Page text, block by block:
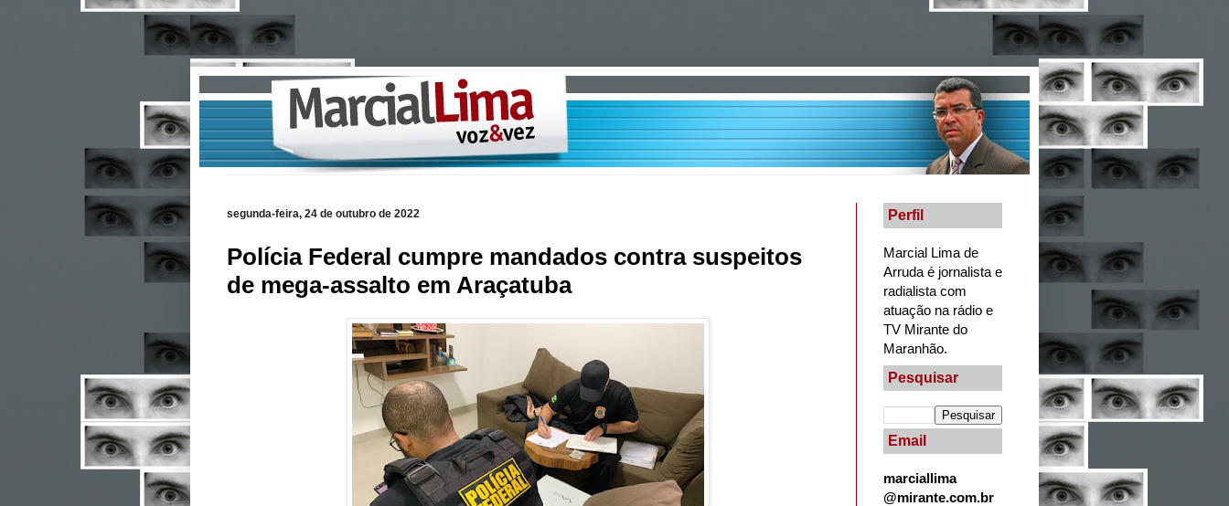
segunda-feira, 24 de outubro de 2022
Polícia Federal cumpre mandados contra suspeitos
de mega-assalto em Araçatuba
Perfil
Marcial Lima de
Arruda é jornalista e
radialista com
atuação na rádio e
TV Mirante do
Maranhão.
Pesquisar
Email
marciallima
@mirante.com.br